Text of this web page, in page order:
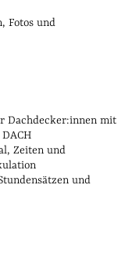
Fotos und
Dachdecker:innen mit
Zeiten und
und